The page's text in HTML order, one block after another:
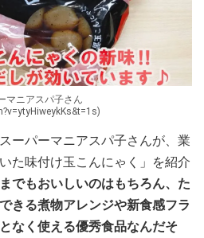
マニアスパ子さん
ーパーマニアスパ子さんが、業
た味付け玉こんにゃく」を紹介
でもおいしいのはもちろん、た
きる煮物アレンジや新食感フラ
なく使える優秀食品なんだそ